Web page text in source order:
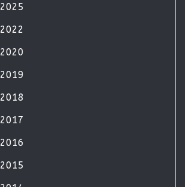
2025
2022
2020
2019
2018
2017
2016
2015